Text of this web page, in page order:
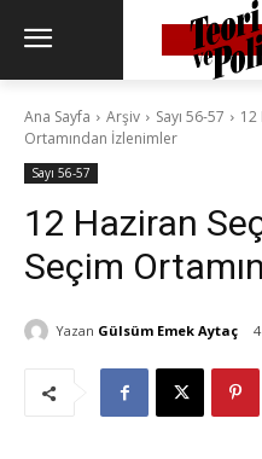
Ana Sayfa Arşiv Sayı 56-57
12
Ortamından İzlenimler
Sayı 56-57
12 Haziran
Seçim
Yazan Gülsüm Emek Aytaç